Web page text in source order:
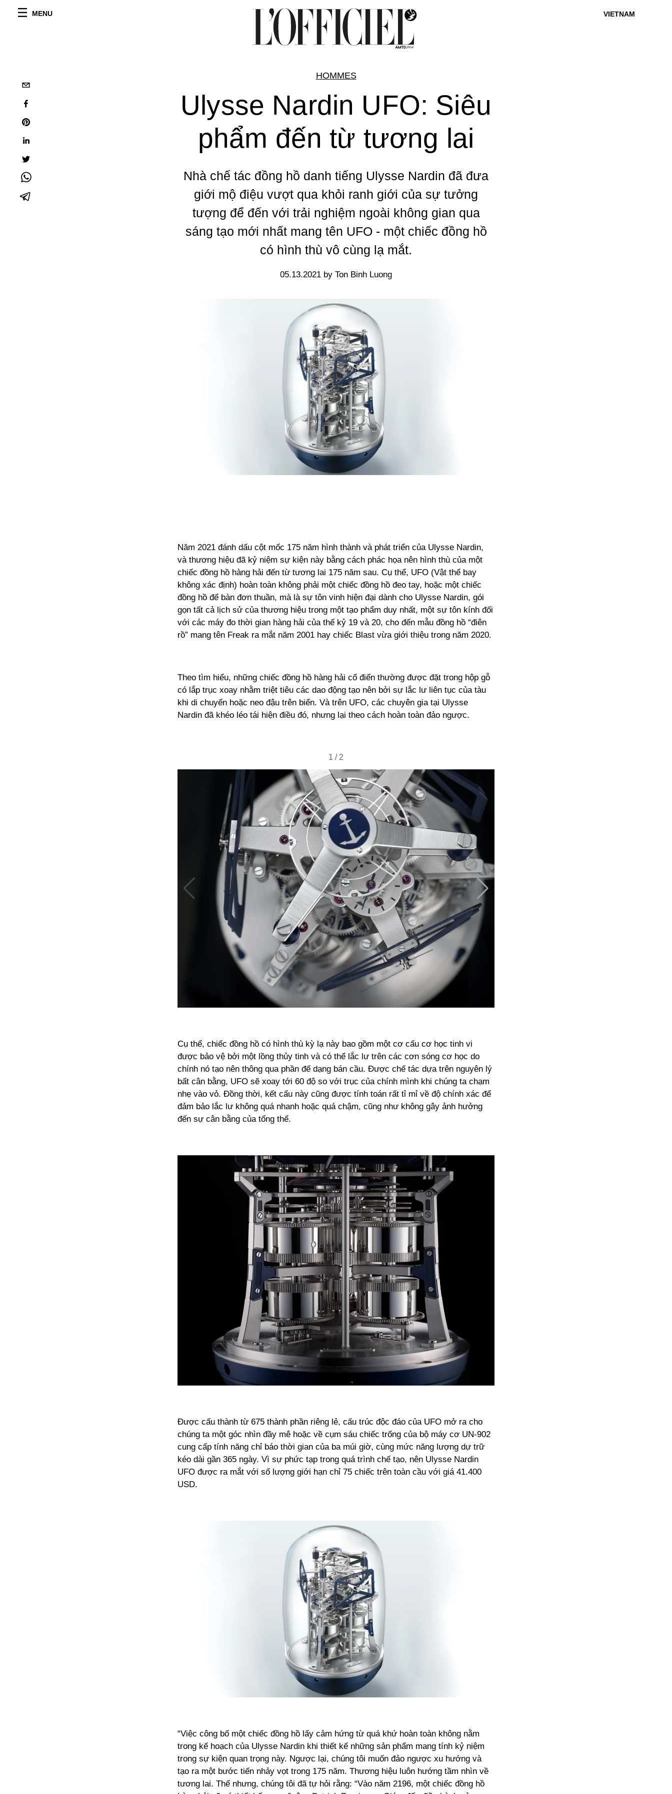
MENU VIETNAM
HOMMES
Ulysse Nardin UFO: Siêu
phẩm đến từ tương lai
Nhà chế tác đồng hồ danh tiếng Ulysse Nardin đã đưa
giới mộ điệu vượt qua khỏi ranh giới của sự tưởng
tượng để đến với trải nghiệm ngoài không gian qua
sáng tạo mới nhất mang tên UFO - một chiếc đồng hồ
có hình thù vô cùng lạ mắt.
05.13.2021 by Ton Binh Luong
Năm 2021 đánh dấu cột mốc 175 năm hình thành và phát triển của Ulysse Nardin,
và thương hiệu đã kỷ niệm sự kiện này bằng cách phác họa nên hình thù của một
chiếc đồng hồ hàng hải đến từ tương lai 175 năm sau. Cụ thể, UFO (Vật thể bay
không xác định) hoàn toàn không phải một chiếc đồng hồ đeo tay, hoặc một chiếc
đồng hồ để bàn đơn thuần, mà là sự tôn vinh hiện đại dành cho Ulysse Nardin, gói
gọn tất cả lịch sử của thương hiệu trong một tạo phẩm duy nhất, một sự tôn kính đối
với các máy đo thời gian hàng hải của thế kỷ 19 và 20, cho đến mẫu đồng hồ “điên
rồ” mang tên Freak ra mắt năm 2001 hay chiếc Blast vừa giới thiệu trong năm 2020.
Theo tìm hiểu, những chiếc đồng hồ hàng hải cổ điển thường được đặt trong hộp gỗ
có lắp trục xoay nhằm triệt tiêu các dao động tạo nên bởi sự lắc lư liên tục của tàu
khi di chuyển hoặc neo đậu trên biển. Và trên UFO, các chuyên gia tại Ulysse
Nardin đã khéo léo tái hiện điều đó, nhưng lại theo cách hoàn toàn đảo ngược.
1 / 2
Cụ thể, chiếc đồng hồ có hình thù kỳ lạ này bao gồm một cơ cấu cơ học tinh vi
được bảo vệ bởi một lồng thủy tinh và có thể lắc lư trên các cơn sóng cơ học do
chính nó tạo nên thông qua phần đế dạng bán cầu. Được chế tác dựa trên nguyên lý
bất cân bằng, UFO sẽ xoay tới 60 độ so với trục của chính mình khi chúng ta chạm
nhẹ vào vỏ. Đồng thời, kết cấu này cũng được tính toán rất tỉ mỉ về độ chính xác để
đảm bảo lắc lư không quá nhanh hoặc quá chậm, cũng như không gây ảnh hưởng
đến sự cân bằng của tổng thể.
Được cấu thành từ 675 thành phần riêng lẻ, cấu trúc độc đáo của UFO mở ra cho
chúng ta một góc nhìn đầy mê hoặc về cụm sáu chiếc trống của bộ máy cơ UN-902
cung cấp tính năng chỉ báo thời gian của ba múi giờ, cùng mức năng lượng dự trữ
kéo dài gần 365 ngày. Vì sự phức tạp trong quá trình chế tạo, nên Ulysse Nardin
UFO được ra mắt với số lượng giới hạn chỉ 75 chiếc trên toàn cầu với giá 41.400
USD.
“Việc công bố một chiếc đồng hồ lấy cảm hứng từ quá khứ hoàn toàn không nằm
trong kế hoạch của Ulysse Nardin khi thiết kế những sản phẩm mang tính kỷ niệm
trong sự kiện quan trọng này. Ngược lại, chúng tôi muốn đảo ngược xu hướng và
tạo ra một bước tiến nhảy vọt trong 175 năm. Thương hiệu luôn hướng tầm nhìn về
tương lai. Thế nhưng, chúng tôi đã tự hỏi rằng: “Vào năm 2196, một chiếc đồng hồ